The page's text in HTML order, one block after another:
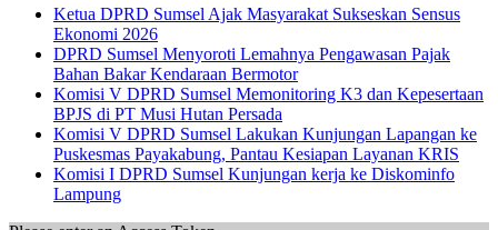
Ketua DPRD Sumsel Ajak Masyarakat Sukseskan Sensus
Ekonomi 2026
DPRD Sumsel Menyoroti Lemahnya Pengawasan Pajak
Bahan Bakar Kendaraan Bermotor
Komisi V DPRD Sumsel Memonitoring K3 dan Kepesertaan
BPJS di PT Musi Hutan Persada
Komisi V DPRD Sumsel Lakukan Kunjungan Lapangan ke
Puskesmas Payakabung, Pantau Kesiapan Layanan KRIS
Komisi I DPRD Sumsel Kunjungan kerja ke Diskominfo
Lampung